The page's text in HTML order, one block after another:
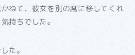
ねて、彼女を別の席に移してくれ
持ちでした。
た。